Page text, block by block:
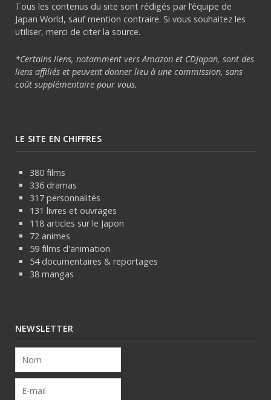
Tous les contenus du site sont rédigés par l’équipe de
Japan World, sauf mention contraire. Si vous souhaitez les
utiliser, merci de citer la source.
*Certains liens, notamment vers Amazon et CDJapan, sont des
liens affiliés et peuvent donner lieu à une commission, sans
coût supplémentaire pour vous.
LE SITE EN CHIFFRES
380 films
336 dramas
317 personnalités
131 livres et ouvrages
118 articles sur le Japon
72 animes
59 films d'animation
54 documentaires & reportages
38 mangas
NEWSLETTER